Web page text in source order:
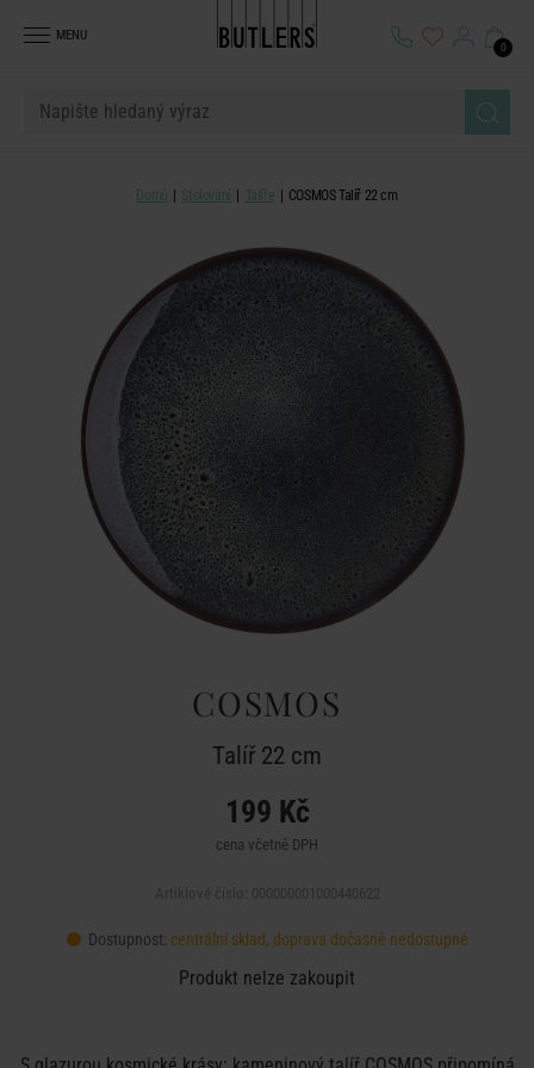
MENU
0
Domů Stolování Talíře COSMOS Talíř 22 cm
COSMOS
Talíř 22 cm
199 Kč
cena včetně DPH
Dostupnost: centrální sklad, doprava dočasně nedostupné
Produkt nelze zakoupit